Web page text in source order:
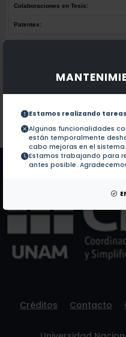
Estamos realizando
Algunas funcionalidades
están temporalmente
cabo mejoras en el sistema.
Estamos trabajando para
antes posible.
Colaboraciones en Tesis:
Patentes:
No hay
Documentos en revistas:
Colaboraciones en Tesis:
Patentes: No hay
Créditos Contacto